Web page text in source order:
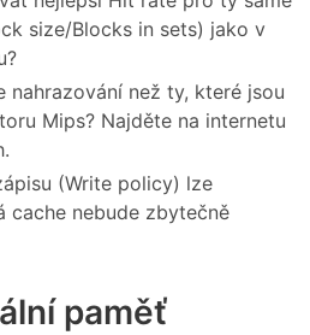
size/Blocks in sets) jako v
nahrazování než ty, které jsou
Mips? Najděte na internetu
(Write policy) lze
cache nebude zbytečně
paměť